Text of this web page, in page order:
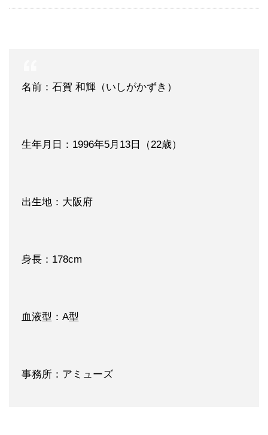
名前：石賀 和輝（いしがかずき）
生年月日：1996年5月13日（22歳）
出生地：大阪府
身長：178cm
血液型：A型
事務所：アミューズ